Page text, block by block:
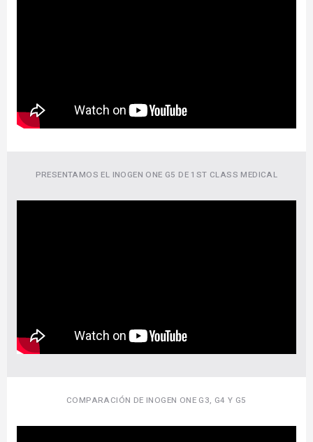
PRESENTAMOS EL INOGEN ONE G5 DE 1ST CLASS MEDICAL
COMPARACIÓN DE INOGEN ONE G3, G4 Y G5